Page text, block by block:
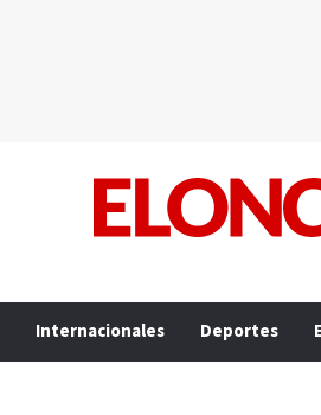
Internacionales Deportes